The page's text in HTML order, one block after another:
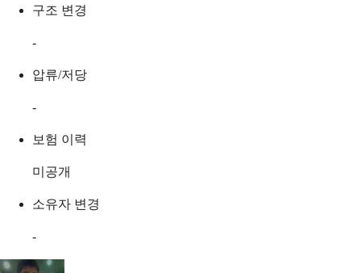
구조 변경
-
압류/저당
-
보험 이력
미공개
소유자 변경
-